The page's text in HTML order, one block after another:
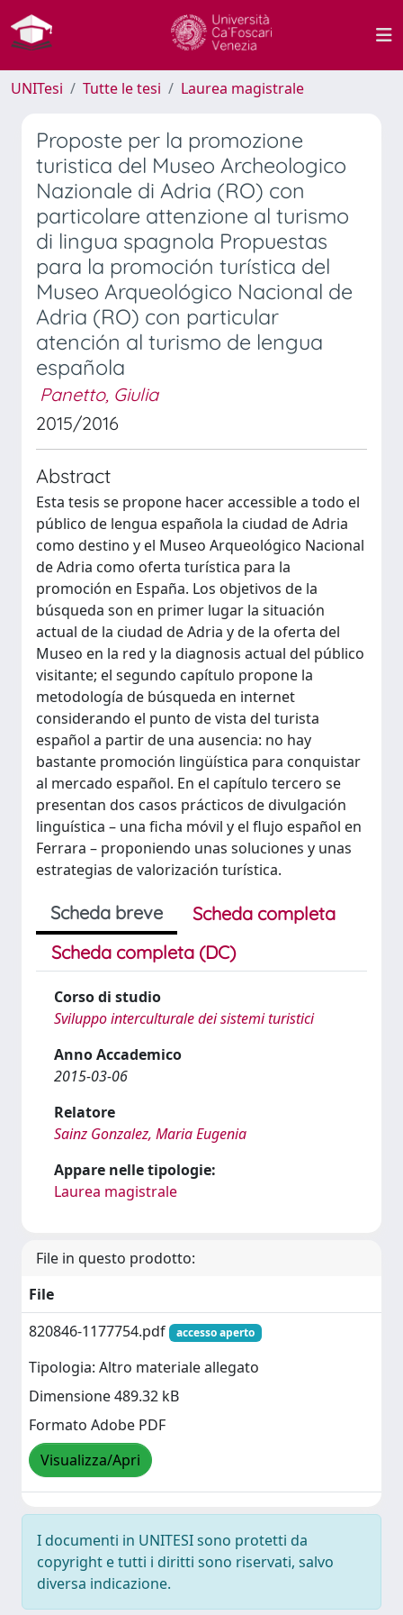
UNITesi Tutte le tesi Laurea magistrale
Proposte per la promozione
turistica del Museo Archeologico
Nazionale di Adria (RO) con
particolare attenzione al turismo
di lingua spagnola Propuestas
para la promoción turística del
Museo Arqueológico Nacional de
Adria (RO) con particular
atención al turismo de lengua
española
Panetto, Giulia
2015/2016
Abstract
Esta tesis se propone hacer accessible a todo el
público de lengua española la ciudad de Adria
como destino y el Museo Arqueológico Nacional
de Adria como oferta turística para la
promoción en España. Los objetivos de la
búsqueda son en primer lugar la situación
actual de la ciudad de Adria y de la oferta del
Museo en la red y la diagnosis actual del público
visitante; el segundo capítulo propone la
metodología de búsqueda en internet
considerando el punto de vista del turista
español a partir de una ausencia: no hay
bastante promoción lingüística para conquistar
al mercado español. En el capítulo tercero se
presentan dos casos prácticos de divulgación
linguística – una ficha móvil y el flujo español en
Ferrara – proponiendo unas soluciones y unas
estrategias de valorización turística.
Scheda breve
Scheda completa
Scheda completa (DC)
Corso di studio
Sviluppo interculturale dei sistemi turistici
Anno Accademico
2015-03-06
Relatore
Sainz Gonzalez, Maria Eugenia
Appare nelle tipologie:
Laurea magistrale
File in questo prodotto:
File
820846-1177754.pdf
accesso aperto
Tipologia: Altro materiale allegato
Dimensione 489.32 kB
Formato Adobe PDF
Visualizza/Apri
I documenti in UNITESI sono protetti da
copyright e tutti i diritti sono riservati, salvo
diversa indicazione.